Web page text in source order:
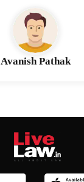
Avanish Pathak